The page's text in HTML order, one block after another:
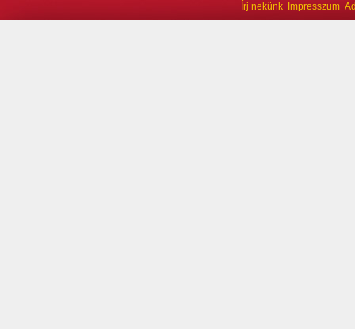
Írj nekünk
Impresszum